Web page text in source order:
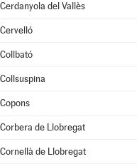
Cerdanyola del Vallès
Cervelló
Collbató
Collsuspina
Copons
Corbera de Llobregat
Cornellà de Llobregat